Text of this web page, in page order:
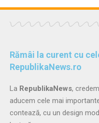
Rămâi la curent cu
RepublikaNews.ro
La RepublikaNews,
aducem cele mai
contează, cu un design